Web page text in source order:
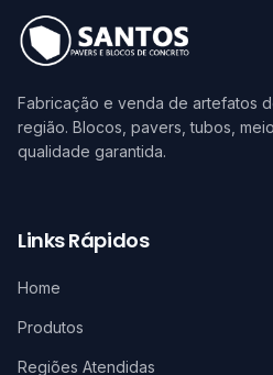
Fabricação e venda de artefatos
região. Blocos, pavers, tubos,
qualidade garantida.
Links Rápidos
Home
Produtos
Regiões Atendidas